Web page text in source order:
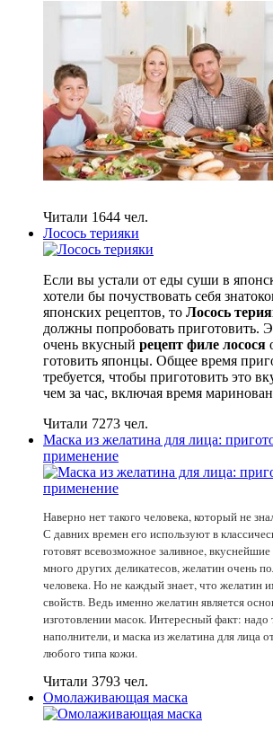
Читали 1644 чел.
Лосось терияки
Если вы устали от еды суши в
хотели бы почуствовать себя
японских рецептов, то Лосось
должны попробовать приготовить.
очень вкусный рецепт филе лосося
готовить японцы. Общее время
требуется, чтобы приготовить это
чем за час, включая время
Читали 7273 чел.
Маска из желатина для лица:
применение
Наверно нет такого человека, который не
С давних времен его используют в
готовят всевозможное заливное,
много других деликатесов, желатин очень
человека. Но не каждый знает, что желатин
свойств. Ведь именно желатин является
изготовлении масок. Интересный факт: надо
наполнители, и маска из желатина для лица
любого типа кожи.
Читали 3793 чел.
Омолаживающая маска